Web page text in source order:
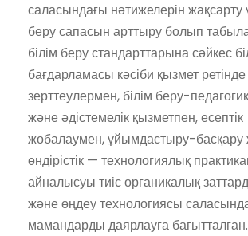
саласындағы нәтижелерін жақсарту
беру сапасын арттыру болып
білім беру стандарттарына сәйкес
бағдарламасы кәсіби қызмет
зерттеулермен, білім беру-
және әдістемелік қызметпен, есептік
жобалаумен, ұйымдастыру-басқару
өндірістік — технологиялық
айналысуы тиіс органикалық
және өңдеу технологиясы
мамандарды даярлауға бағытталған.